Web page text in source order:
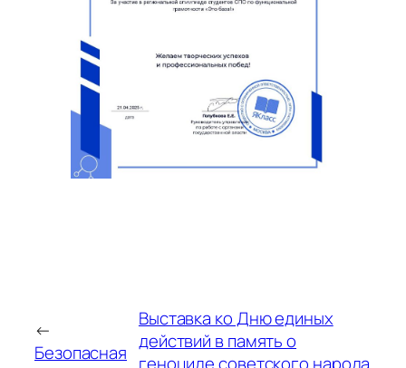
←
Безопасная
Выставка ко Дню единых
действий в память о